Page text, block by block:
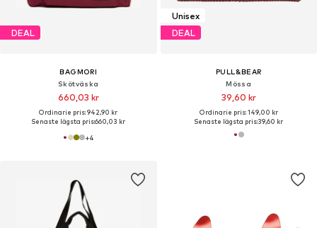
DEAL
BAGMORI
Skötväska
660,03 kr
Ordinarie pris: 942,90 kr
Senaste lägsta pris:660,03 kr
+4
Unisex
DEAL
PULL&BEAR
Mössa
39,60 kr
Ordinarie pris: 149,00 kr
Senaste lägsta pris:39,60 kr